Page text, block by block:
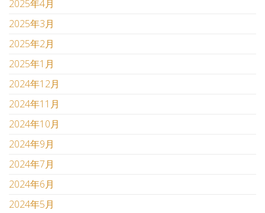
2025年4月
2025年3月
2025年2月
2025年1月
2024年12月
2024年11月
2024年10月
2024年9月
2024年7月
2024年6月
2024年5月